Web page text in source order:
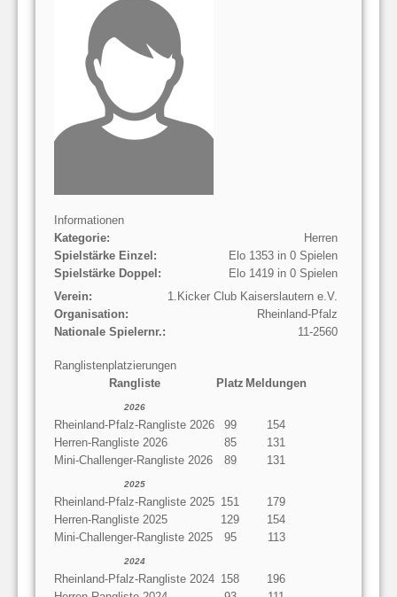
Informationen
Kategorie:
Herren
Spielstärke Einzel:
Elo 1353 in 0 Spielen
Spielstärke Doppel:
Elo 1419 in 0 Spielen
Verein:
1.Kicker Club Kaiserslautern e.V.
Organisation:
Rheinland-Pfalz
Nationale Spielernr.:
11-2560
Ranglistenplatzierungen
Rangliste
Platz Meldungen
2026
Rheinland-Pfalz-Rangliste 2026 99
154
Herren-Rangliste 2026
85
131
Mini-Challenger-Rangliste 2026
89 131
2025
Rheinland-Pfalz-Rangliste 2025 151
179
Herren-Rangliste 2025
129
154
Mini-Challenger-Rangliste 2025
95 113
2024
Rheinland-Pfalz-Rangliste 2024 158
196